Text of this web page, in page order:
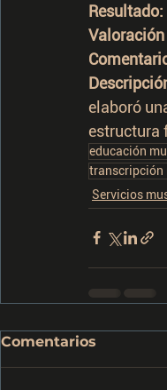
Resultado:
elaboró
estructura
educación
transcripción
Servicios
Comentarios